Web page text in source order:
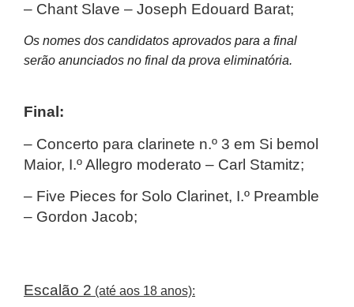
– Chant Slave – Joseph Edouard Barat;
Os nomes dos candidatos aprovados para a final
serão anunciados no final da prova eliminatória.
Final:
– Concerto para clarinete n.º 3 em Si bemol
Maior, I.º Allegro moderato – Carl Stamitz;
– Five Pieces for Solo Clarinet, I.º Preamble
– Gordon Jacob;
Escalão 2 (até aos 18 anos):